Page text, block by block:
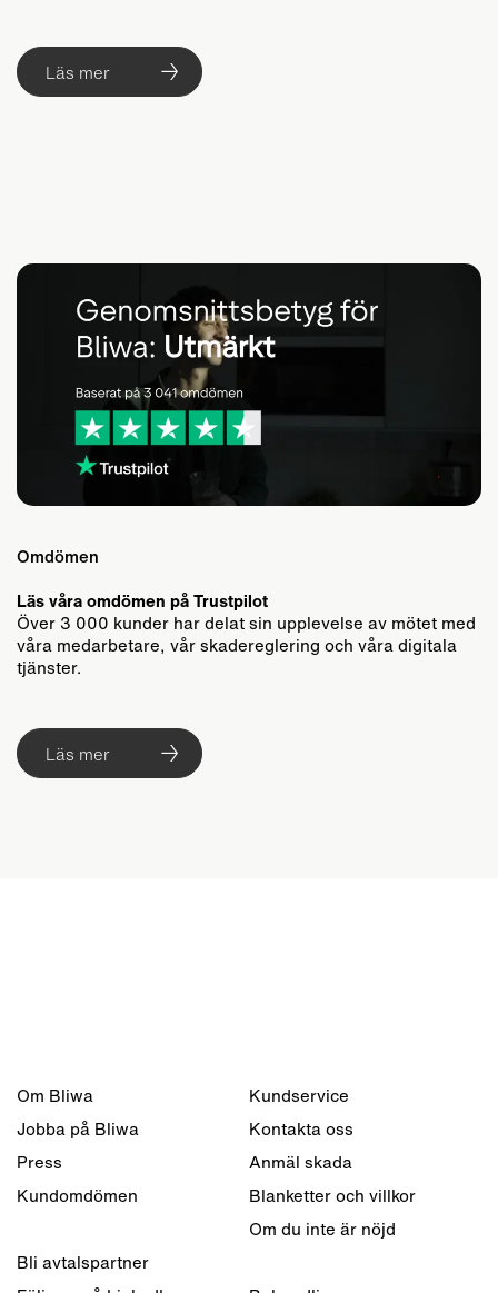
Läs mer
Omdömen
Läs våra omdömen på Trustpilot
Över 3 000 kunder har delat sin upplevelse av mötet med
våra medarbetare, vår skadereglering och våra digitala
tjänster.
Läs mer
Om Bliwa
Jobba på Bliwa
Press
Kundomdömen
Bli avtalspartner
Kundservice
Kontakta oss
Anmäl skada
Blanketter och villkor
Om du inte är nöjd